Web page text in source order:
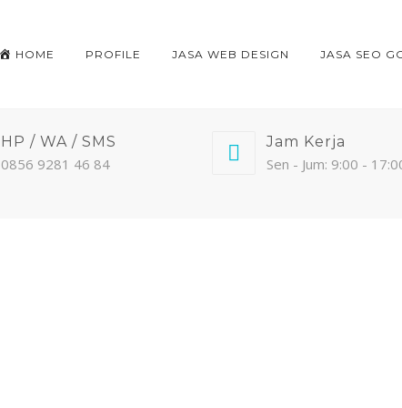
HOME PROFILE JASA WEB DESIGN JASA SEO
HP / WA / SMS
0856 9281 46 84
Jam Kerja
Sen - Jum: 9:00 -